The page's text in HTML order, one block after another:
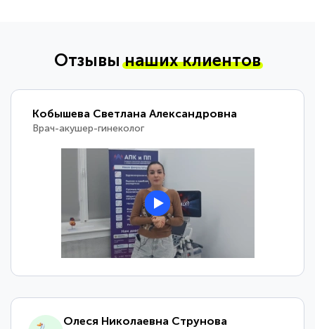
Отзывынаших клиентов
Кобышева Светлана Александровна
Врач-акушер-гинеколог
Олеся Николаевна Струнова